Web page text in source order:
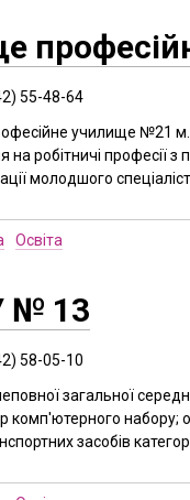
55-48-64
училище №21 м.
на робітничі професії
молодшого
Освіта
№ 13
58-05-10
загальної
комп'ютерного набору;
засобів